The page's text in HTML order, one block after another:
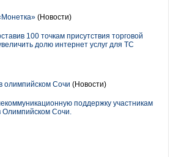
(Новости)
100 точкам присутствия торговой
долю интернет услуг для ТС
олимпийском Сочи (Новости)
поддержку участникам
Олимпийском Сочи.